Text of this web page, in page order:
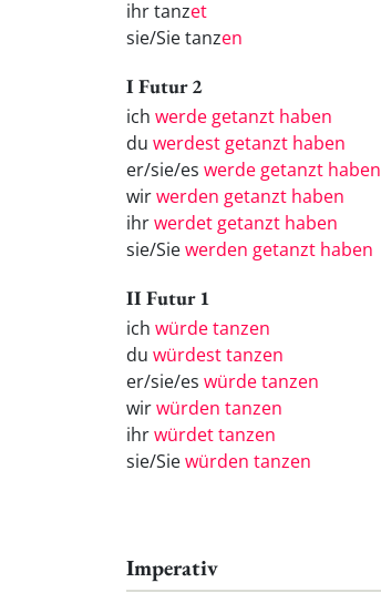
ihr tanzet
sie/Sie tanzen
I Futur 2
ich werde getanzt haben
du werdest getanzt haben
er/sie/es werde getanzt haben
wirwerden getanzt haben
ihrwerdet getanzt haben
sie/Siewerden getanzt haben
II Futur 1
ich würde tanzen
du würdest tanzen
er/sie/es würde tanzen
wirwürden tanzen
ihrwürdet tanzen
sie/Siewürden tanzen
Imperativ